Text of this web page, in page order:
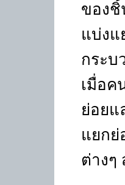
ของชิ้
แบ่งแ
กระบ
เมื่อค
ย่อยแ
แยกย่
ต่างๆ